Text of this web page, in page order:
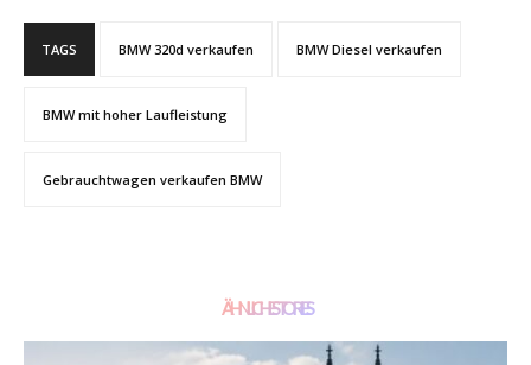
TAGS BMW 320d verkaufen BMW Diesel verkaufen
BMW mit hoher Laufleistung
Gebrauchtwagen verkaufen BMW
ÄHNLICHE STORIES